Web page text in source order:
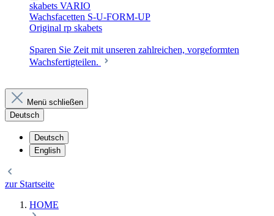
skabets VARIO
Wachsfacetten S-U-FORM-UP
Original rp skabets
Sparen Sie Zeit mit unseren zahlreichen, vorgeformten
Wachsfertigteilen.
Menü schließen
Deutsch
Deutsch
English
zur Startseite
HOME